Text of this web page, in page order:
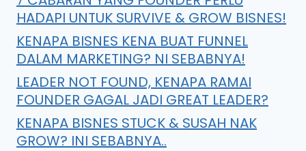
HADAPI UNTUK SURVIVE & GROW BISNES!
KENAPA BISNES KENA BUAT FUNNEL
DALAM MARKETING? NI SEBABNYA!
LEADER NOT FOUND, KENAPA RAMAI
FOUNDER GAGAL JADI GREAT LEADER?
KENAPA BISNES STUCK & SUSAH NAK
GROW? INI SEBABNYA..